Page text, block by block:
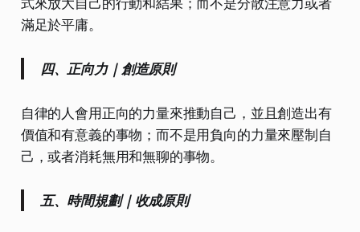
滿足於平庸。
四、正向力｜創造原則
自律的人會用正向的力量來推動自己，並且創造出有
價值和有意義的事物；而不是用負向的力量來壓制自
己，或者消耗無用和無聊的事物。
五、時間規劃｜收成原則